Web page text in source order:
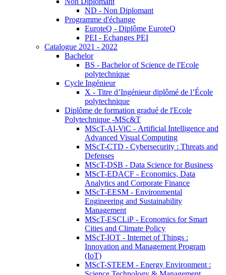
ND - Non Diplomant
Programme d'échange
EuroteQ - Diplôme EuroteQ
PEI - Echanges PEI
Catalogue 2021 - 2022
Bachelor
BS - Bachelor of Science de l'Ecole
polytechnique
Cycle Ingénieur
X - Titre d’Ingénieur diplômé de l’École
polytechnique
Diplôme de formation gradué de l'Ecole
Polytechnique -MSc&T
MScT-AI-ViC - Artificial Intelligence and
Advanced Visual Computing
MScT-CTD - Cybersecurity : Threats and
Defenses
MScT-DSB - Data Science for Business
MScT-EDACF - Economics, Data
Analytics and Corporate Finance
MScT-EESM - Environmental
Engineering and Sustainability
Management
MScT-ESCLiP - Economics for Smart
Cities and Climate Policy
MScT-IOT - Internet of Things :
Innovation and Management Program
(IoT)
MScT-STEEM - Energy Environment :